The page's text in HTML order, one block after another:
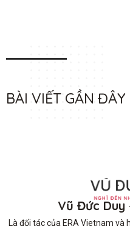
BÀI VIẾT GẦN ĐÂY
Vũ Đức Duy
Là đối tác của ERA Vietnam và